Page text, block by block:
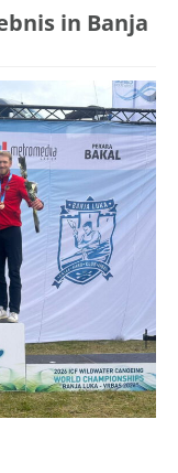
in Banja